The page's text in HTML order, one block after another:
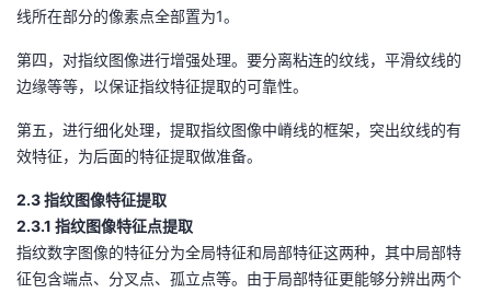
线所在部分的像素点全部置为1。
第四，对指纹图像进行增强处理。要分离粘连的纹线，平滑纹线的
边缘等等，以保证指纹特征提取的可靠性。
第五，进行细化处理，提取指纹图像中嵴线的框架，突出纹线的有
效特征，为后面的特征提取做准备。
2.3 指纹图像特征提取
2.3.1 指纹图像特征点提取
指纹数字图像的特征分为全局特征和局部特征这两种，其中局部特
征包含端点、分叉点、孤立点等。由于局部特征更能够分辨出两个